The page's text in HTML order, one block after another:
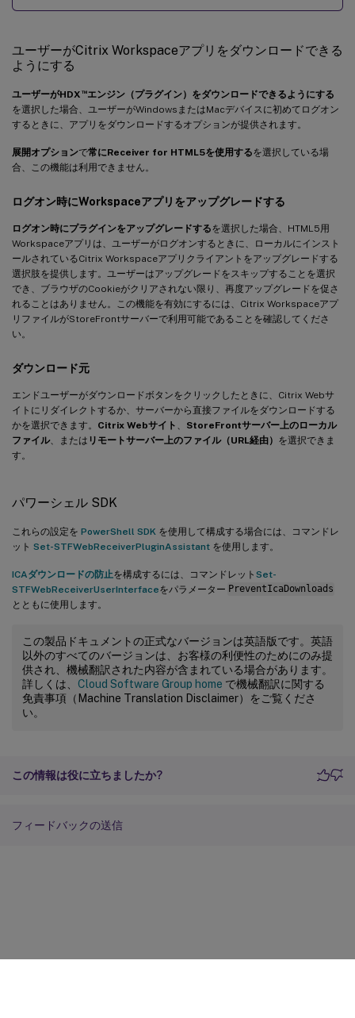
ユーザーがCitrix Workspaceアプリをダウンロードできる
ようにする
ユーザーがHDX ™エンジン（プラグイン）をダウンロードできるようにする
を選択した場合、ユーザーがWindowsまたはMacデバイスに初めてログオン
するときに、アプリをダウンロードするオプションが提供されます。
展開オプションで常にReceiver for HTML5を使用するを選択している場
合、この機能は利用できません。
ログオン時にWorkspaceアプリをアップグレードする
ログオン時にプラグインをアップグレードするを選択した場合、HTML5用
Workspaceアプリは、ユーザーがログオンするときに、ローカルにインスト
ールされているCitrix Workspaceアプリクライアントをアップグレードする
選択肢を提供します。ユーザーはアップグレードをスキップすることを選択
でき、ブラウザのCookieがクリアされない限り、再度アップグレードを促さ
れることはありません。この機能を有効にするには、Citrix Workspaceアプ
リファイルがStoreFrontサーバーで利用可能であることを確認してくださ
い。
ダウンロード元
エンドユーザーがダウンロードボタンをクリックしたときに、Citrix Webサ
イトにリダイレクトするか、サーバーから直接ファイルをダウンロードする
かを選択できます。 Citrix Webサイト
StoreFrontサーバー上のローカル
ファイル、または リモートサーバー上のファイル（URL経由） を選択できま
す。
パワーシェル SDK
これらの設定を PowerShell SDK を使用して構成する場合には、コマンドレ
ット Set-STFWebReceiverPluginAssistant を使用します。
ICAダウンロードの防止を構成するには、コマンドレット Set-
STFWebReceiverUserInterfaceをパラメーター PreventIcaDownloads
とともに使用します。
この製品ドキュメントの正式なバージョンは英語版です。英語
以外のすべてのバージョンは、お客様の利便性のためにのみ提
供され、機械翻訳された内容が含まれている場合があります。
詳しくは、 Cloud Software Group home で機械翻訳に関する
免責事項（Machine Translation Disclaimer）をご覧くださ
い。
この情報は役に立ちましたか?
フィードバックの送信